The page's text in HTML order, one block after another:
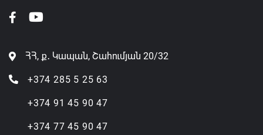
ՀՀ, ք․ Կապան, Շահումյան 20/32
+374 285 5 25 63
+374 91 45 90 47
+374 77 45 90 47